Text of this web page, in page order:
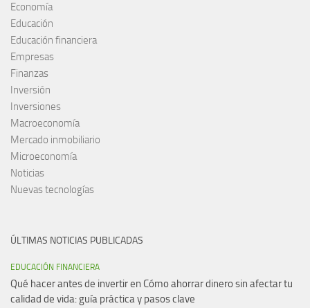
Economía
Educación
Educación financiera
Empresas
Finanzas
Inversión
Inversiones
Macroeconomía
Mercado inmobiliario
Microeconomía
Noticias
Nuevas tecnologías
ÚLTIMAS NOTICIAS PUBLICADAS
EDUCACIÓN FINANCIERA
Qué hacer antes de invertir en Cómo ahorrar dinero sin afectar tu
calidad de vida: guía práctica y pasos clave